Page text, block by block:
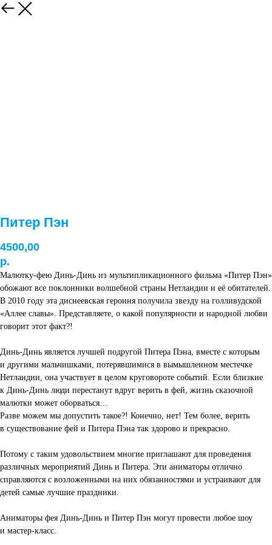
Питер Пэн
4500,00
р.
Малютку-фею Динь-Динь из мультипликационного фильма «Питер Пэн»
обожают все поклонники волшебной страны Нетландии и её обитателей.
В 2010 году эта диснеевская героиня получила звезду на голливудской
«Аллее славы». Представляете, о какой популярности и народной любви
говорит этот факт?!
Динь-Динь является лучшей подругой Питера Пэна, вместе с которым
и другими мальчишками, потерявшимися в вымышленном местечке
Нетландии, она участвует в целом круговороте событий. Если близкие
к Динь-Динь люди перестанут вдруг верить в фей, жизнь сказочной
малютки может оборваться…
Разве можем мы допустить такое?! Конечно, нет! Тем более, верить
в существование фей и Питера Пэна так здорово и прекрасно.
Потому с таким удовольствием многие приглашают для проведения
различных мероприятий Динь и Питера. Эти аниматоры отлично
справляются с возложенными на них обязанностями и устраивают для
детей самые лучшие праздники.
Аниматоры фея Динь-Динь и Питер Пэн могут провести любое шоу
и мастер-класс.